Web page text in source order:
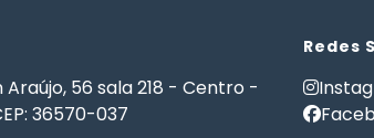
para Peixes
Formulação de Ração para
Nutrição de Cães e Gatos
Nutrição PET
Software Administração Rural
Araújo, 56 sala 218 - Centro -
36570-037
Redes